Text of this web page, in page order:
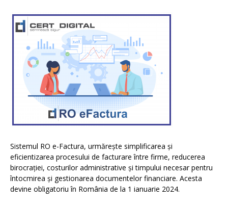
Sistemul RO e-Factura, urmărește simplificarea și
eficientizarea procesului de facturare între firme, reducerea
birocrației, costurilor administrative și timpului necesar pentru
întocmirea și gestionarea documentelor financiare. Acesta
devine obligatoriu în România de la 1 ianuarie 2024.